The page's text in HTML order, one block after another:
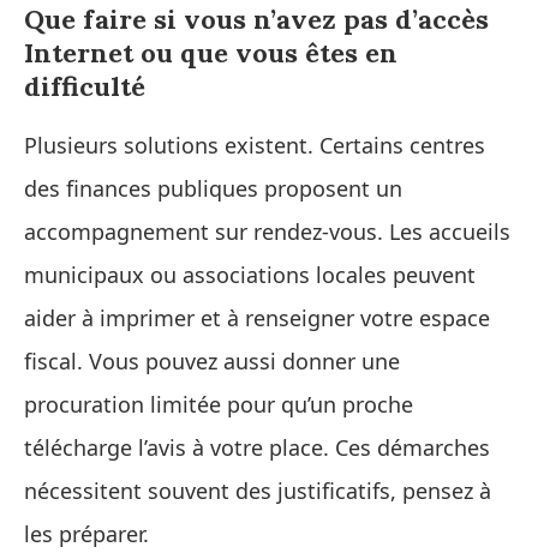
Que faire si vous n’avez pas d’accès
Internet ou que vous êtes en
difficulté
Plusieurs solutions existent. Certains centres
des finances publiques proposent un
accompagnement sur rendez-vous. Les accueils
municipaux ou associations locales peuvent
aider à imprimer et à renseigner votre espace
fiscal. Vous pouvez aussi donner une
procuration limitée pour qu’un proche
télécharge l’avis à votre place. Ces démarches
nécessitent souvent des justificatifs, pensez à
les préparer.